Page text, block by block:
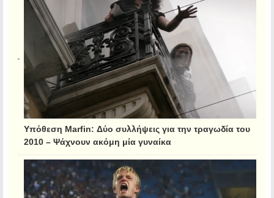
Υπόθεση Marfin: Δύο συλλήψεις για την τραγωδία του
2010 – Ψάχνουν ακόμη μία γυναίκα